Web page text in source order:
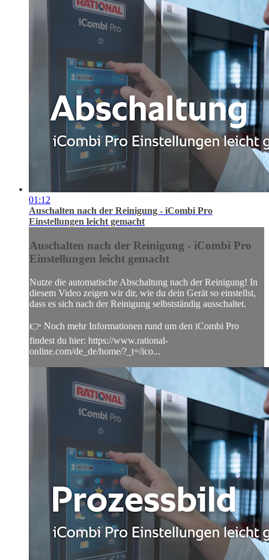
01:12
Auschalten nach der Reinigung - iCombi Pro
Einstellungen leicht gemacht
Auschalten nach der Reinigung - iCombi Pro
Einstellungen leicht gemacht
Nutze die automatische Abschaltung nach der Reinigung! In
diesem Video zeigen wir dir, wie du dein Gerät so einstellst,
dass es sich nach der Reinigung selbstständig ausschaltet.
👉 Noch mehr Informationen rund um den iCombi Pro
findest du hier: https://www.rational-
online.com/de_de/home/?_t=/ico...